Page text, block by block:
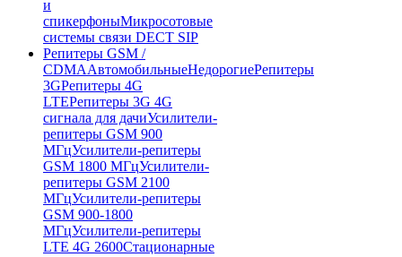
и
спикерфоныМикросотовые
системы связи DECT SIP
Репитеры GSM /
CDMAАвтомобильныеНедорогиеРепитеры
3GРепитеры 4G
LTEРепитеры 3G 4G
сигнала для дачиУсилители-
репитеры GSM 900
МГцУсилители-репитеры
GSM 1800 МГцУсилители-
репитеры GSM 2100
МГцУсилители-репитеры
GSM 900-1800
МГцУсилители-репитеры
LTE 4G 2600Стационарные